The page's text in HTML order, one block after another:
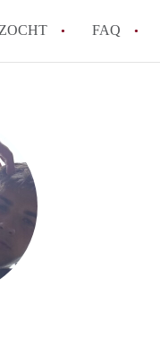
FAQ
het om te reageren op een
van
vragen